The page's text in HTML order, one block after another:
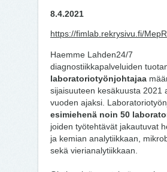
8.4.2021
https://fimlab.rekrysivu.fi/
Haemme Lahden24/7
diagnostiikkapalveluiden
laboratoriotyönjohtajaa
sijaisuuteen kesäkuusta 2021
vuoden ajaksi.
esimiehenä noin 50
joiden työtehtävät jakautuvat
ja kemian analytiikkaan,
sekä vierianalytiikkaan.